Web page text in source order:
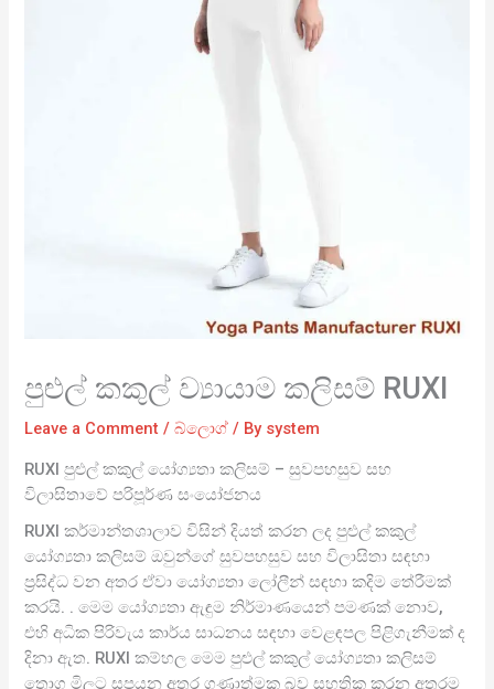
පුළුල් කකුල් ව්‍යායාම කලිසම් RUXI
Leave a Comment /බ්ලොග් / By system
RUXI පුළුල් කකුල් යෝග්‍යතා කලිසම් – සුවපහසුව සහ
විලාසිතාවේ පරිපූර්ණ සංයෝජනය
RUXI කර්මාන්තශාලාව විසින් දියත් කරන ලද පුළුල් කකුල්
යෝග්‍යතා කලිසම් ඔවුන්ගේ සුවපහසුව සහ විලාසිතා සඳහා
ප්‍රසිද්ධ වන අතර ඒවා යෝග්‍යතා ලෝලීන් සඳහා කදිම තේරීමක්
කරයි. . මෙම යෝග්‍යතා ඇඳුම නිර්මාණයෙන් පමණක් නොව,
එහි අධික පිරිවැය කාර්ය සාධනය සඳහා වෙළඳපල පිළිගැනීමක් ද
දිනා ඇත. RUXI කම්හල මෙම පුළුල් කකුල් යෝග්‍යතා කලිසම්
තොග මිලට සපයන අතර ගුණාත්මක බව සහතික කරන අතරම